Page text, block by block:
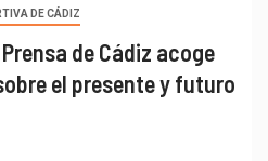
DE CÁDIZ
de Cádiz acoge
el presente y futuro